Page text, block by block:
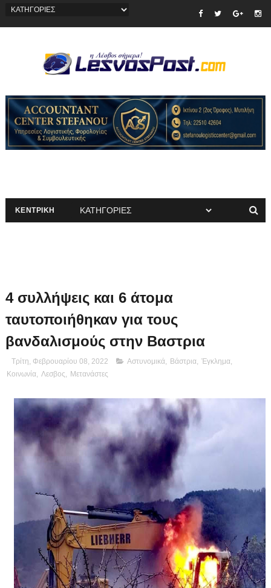
ΚΕΝΤΡΙΚΗ
4 συλλήψεις και 6 άτομα
ταυτοποιήθηκαν για τους
βανδαλισμούς στην Βαστρια
Τρίτη, Φεβρουαρίου 08, 2022 Αστυνομικά, Βάστρια, Έγκλημα,
Κοινωνία, Λεσβος Μετανάστες